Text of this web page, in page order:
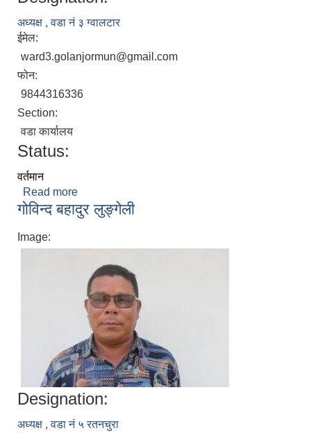
अध्यक्ष , वडा नं ३ ग्वालटार
ईमेल:
ward3.golanjormun@gmail.com
फोन:
9844316336
Section:
वडा कार्यालय
Status:
वर्तमान
Read more
गोविन्द बहादुर लुङ्गेली
Image:
Designation:
अध्यक्ष , वडा नं ५ रतनचुरा